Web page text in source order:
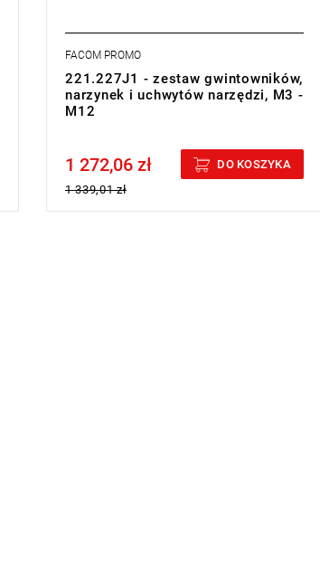
FACOM PROMO
221.227J1 - zestaw gwintowników,
narzynek i uchwytów narzędzi, M3 -
M12
Price tax included
1 272,06 zł
1 339,01 zł
DO KOSZYKA